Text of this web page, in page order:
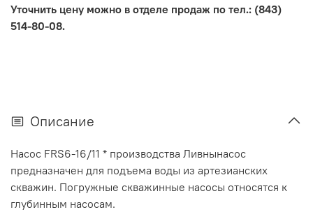
Уточнить цену можно в отделе продаж по тел.: (843)
514-80-08.
Описание
Насос FRS6-16/11 * производства Ливнынасос
предназначен для подъема воды из артезианских
скважин. Погружные скважинные насосы относятся к
глубинным насосам.